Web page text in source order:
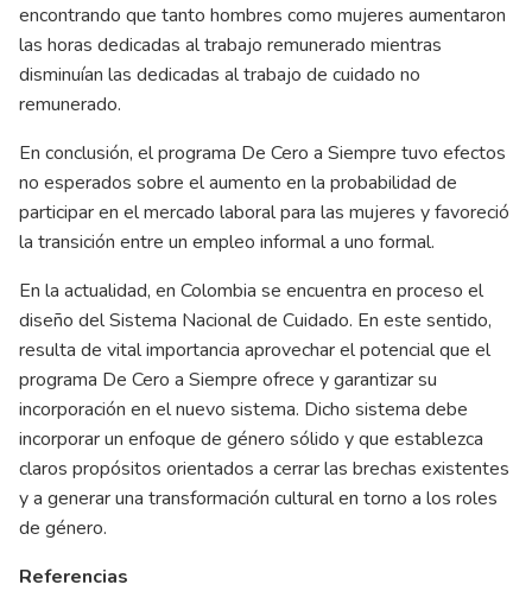
encontrando que tanto hombres como mujeres aumentaron
las horas dedicadas al trabajo remunerado mientras
disminuían las dedicadas al trabajo de cuidado no
remunerado.
En conclusión, el programa De Cero a Siempre tuvo efectos
no esperados sobre el aumento en la probabilidad de
participar en el mercado laboral para las mujeres y favoreció
la transición entre un empleo informal a uno formal.
En la actualidad, en Colombia se encuentra en proceso el
diseño del Sistema Nacional de Cuidado. En este sentido,
resulta de vital importancia aprovechar el potencial que el
programa De Cero a Siempre ofrece y garantizar su
incorporación en el nuevo sistema. Dicho sistema debe
incorporar un enfoque de género sólido y que establezca
claros propósitos orientados a cerrar las brechas existentes
y a generar una transformación cultural en torno a los roles
de género.
Referencias